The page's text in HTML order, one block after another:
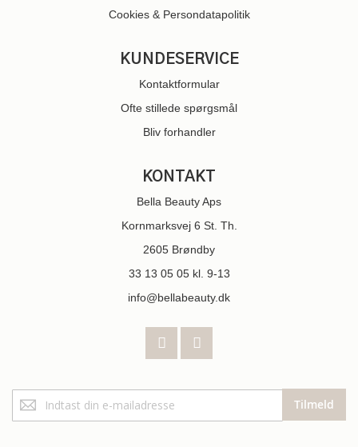
Cookies & Persondatapolitik
KUNDESERVICE
Kontaktformular
Ofte stillede spørgsmål
Bliv forhandler
KONTAKT
Bella Beauty Aps
Kornmarksvej 6 St. Th.
2605 Brøndby
33 13 05 05kl. 9-13
info@bellabeauty.dk
Tilmeld
dig
Tilmeld